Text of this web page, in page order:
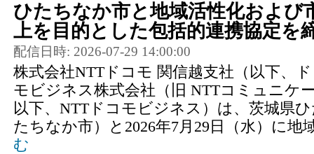
ひたちなか市と地域活性化および
上を目的とした包括的連携協定を
配信日時: 2026-07-29 14:00:00
株式会社NTTドコモ 関信越支社（以下、
モビジネス株式会社（旧 NTTコミュニケ
以下、NTTドコモビジネス）は、茨城県
たちなか市）と2026年7月29日（水）に地
む